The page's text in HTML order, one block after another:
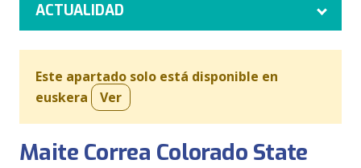
ACTUALIDAD
Este apartado solo está disponible en
euskera
Ver
Maite Correa Colorado State